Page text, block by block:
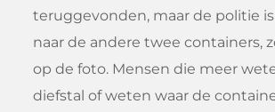
teruggevonden, maar de politie
naar de andere twee containers,
op de foto. Mensen die meer
diefstal of weten waar de